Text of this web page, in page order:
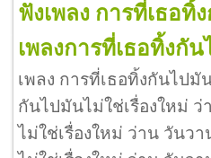
ฟังเพลง การที่เธอทิ้
เพลงการที่เธอทิ้งกั
เพลง การที่เธอทิ้งกันไปมั
กันไปมันไม่ใช่เรื่องใหม่ ว่
ไม่ใช่เรื่องใหม่ ว่าน วันว